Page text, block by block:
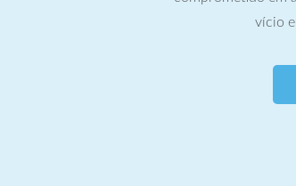
vício